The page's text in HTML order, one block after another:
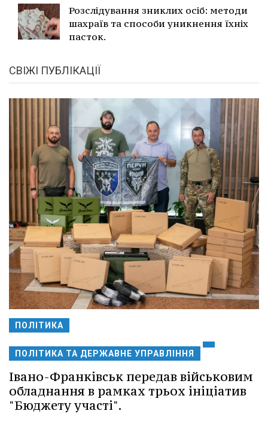
Розслідування зниклих осіб: методи
шахраїв та способи уникнення їхніх
пасток.
СВІЖІ ПУБЛІКАЦІЇ
ПОЛІТИКА
ПОЛІТИКА ТА ДЕРЖАВНЕ УПРАВЛІННЯ
Івано-Франківськ передав військовим
обладнання в рамках трьох ініціатив
"Бюджету участі".